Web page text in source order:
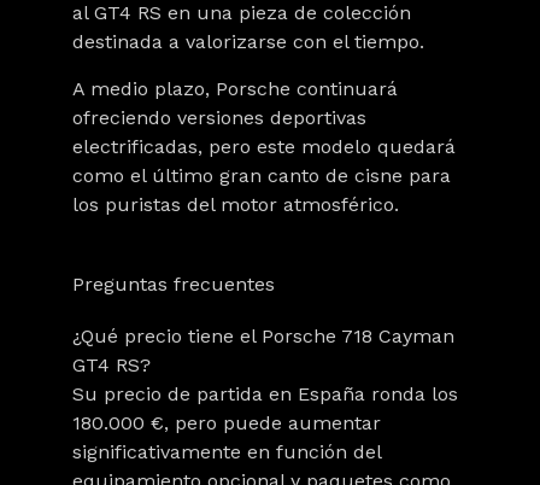
al GT4 RS en una pieza de colección
destinada a valorizarse con el tiempo.
A medio plazo, Porsche continuará
ofreciendo versiones deportivas
electrificadas, pero este modelo quedará
como el último gran canto de cisne para
los puristas del motor atmosférico.
Preguntas frecuentes
¿Qué precio tiene el Porsche 718 Cayman
GT4 RS?
Su precio de partida en España ronda los
180.000 €, pero puede aumentar
significativamente en función del